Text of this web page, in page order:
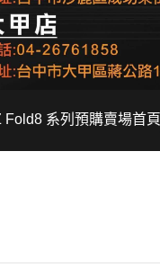
Fold8 系列預購賣場首頁